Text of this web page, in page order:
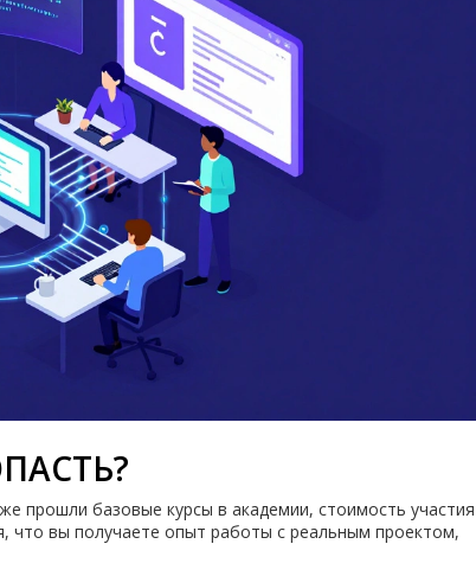
прошли базовые курсы в академии, стоимость участия
что вы получаете опыт работы с реальным проектом,